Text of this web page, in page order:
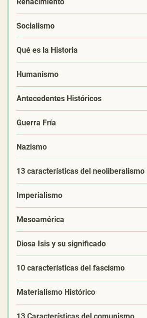
Renacimiento
Socialismo
Qué es la Historia
Humanismo
Antecedentes Históricos
Guerra Fría
Nazismo
13 características del neoliberalismo
Imperialismo
Mesoamérica
Diosa Isis y su significado
10 características del fascismo
Materialismo Histórico